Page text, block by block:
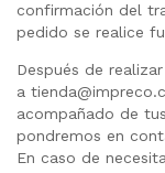
confirmación del
pedido se realice
Después de
a
acompañado de
pondremos en
En caso de